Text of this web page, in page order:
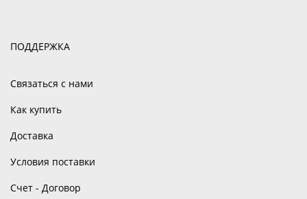
ПОДДЕРЖКА
Связаться с нами
Как купить
Доставка
Условия поставки
Счет - Договор